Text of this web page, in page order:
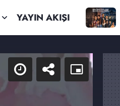
YAYIN AKIŞI